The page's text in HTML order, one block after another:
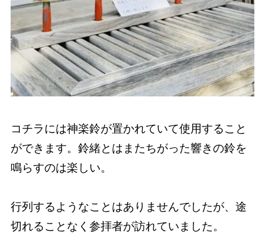
コチラには神楽鈴が置かれていて使用すること
ができます。鈴緒とはまたちがった響きの鈴を
鳴らすのは楽しい。
行列するようなことはありませんでしたが、途
切れることなく参拝者が訪れていました。